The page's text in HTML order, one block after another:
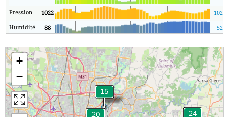
Pression 1022 1020
Humidité
88 52
+
−